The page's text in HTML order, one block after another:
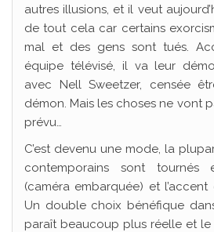
autres illusions, et il veut
de tout cela car certains
mal et des gens sont tués.
équipe télévisé, il va leur
avec Nell Sweetzer, censée
démon. Mais les choses ne vont
prévu…
C’est devenu une mode, la
contemporains sont
(caméra embarquée) et l’accent
Un double choix bénéfique
paraît beaucoup plus réelle et